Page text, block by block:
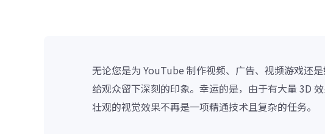
无论您是为 YouTube 制作视频、广告、视频游戏还
给观众留下深刻的印象。幸运的是，由于有大量 3D
壮观的视觉效果不再是一项精通技术且复杂的任务。